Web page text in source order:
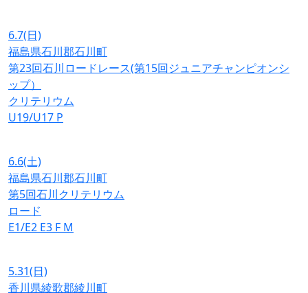
6.7(日)
福島県石川郡石川町
第23回石川ロードレース(第15回ジュニアチャンピオンシ
ップ）
クリテリウム
U19/U17 P
6.6(土)
福島県石川郡石川町
第5回石川クリテリウム
ロード
E1/E2 E3 F M
5.31(日)
香川県綾歌郡綾川町